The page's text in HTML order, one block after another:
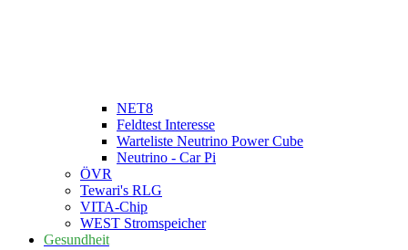
NET8
Feldtest Interesse
Warteliste Neutrino Power Cube
Neutrino - Car Pi
ÖVR
Tewari's RLG
VITA-Chip
WEST Stromspeicher
Gesundheit